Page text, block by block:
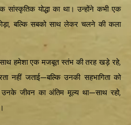
योद्धा का था। उन्होंने कभी एक
बल्कि सबको साथ लेकर चलने की कला
हमेशा एक मजबूत स्तंभ की तरह खड़े रहे,
नहीं जताई—बल्कि उनकी सहभागिता को
उनके जीवन का अंतिम मूल्य था—साथ रहो,